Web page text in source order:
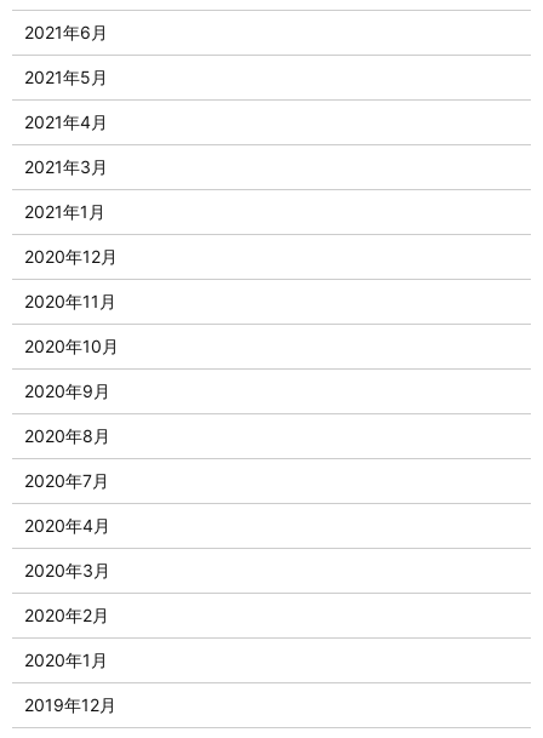
2021年6月
2021年5月
2021年4月
2021年3月
2021年1月
2020年12月
2020年11月
2020年10月
2020年9月
2020年8月
2020年7月
2020年4月
2020年3月
2020年2月
2020年1月
2019年12月